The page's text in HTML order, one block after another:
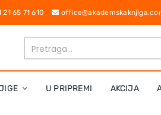
21 65 71 610
U PRIPREMI AKCIJA